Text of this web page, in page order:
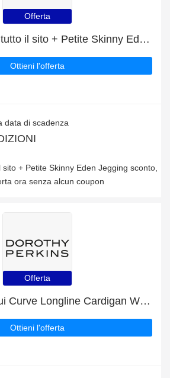
Offerta
4% di sconto su tutto il sito + Petite Skinny Eden Jegging sconto
Ottieni l'offerta
data di scadenza
+ Petite Skinny Eden Jegging sconto,
ora senza alcun coupon
Offerta
40% di sconto sui Curve Longline Cardigan With Tie, ecc.
Ottieni l'offerta